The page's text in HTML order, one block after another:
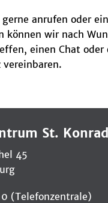
gerne anrufen oder
können wir nach
einen Chat oder
vereinbaren.
St. Konrad
45
(Telefonzentrale)